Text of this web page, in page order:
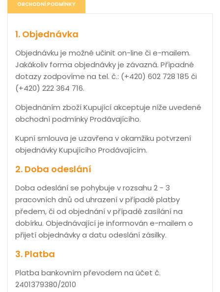
OBCHODNÍ PODMÍNKY
1. Objednávka
Objednávku je možné učinit on-line či e-mailem.
Jakákoliv forma objednávky je závazná. Případné
dotazy zodpovíme na tel. č.: (+420) 602 728 185 či
(+420) 222 364 716.
Objednáním zboží Kupující akceptuje níže uvedené
obchodní podmínky Prodávajícího.
Kupní smlouva je uzavřena v okamžiku potvrzení
objednávky Kupujícího Prodávajícím.
2. Doba odeslání
Doba odeslání se pohybuje v rozsahu 2 - 3
pracovních dnů od uhrazení v případě platby
předem, či od objednání v případě zasílání na
dobírku. Objednávající je informován e-mailem o
přijetí objednávky a datu odeslání zásilky.
3. Platba
Platba bankovním převodem na účet č.
2401379380/2010